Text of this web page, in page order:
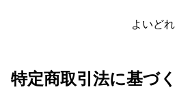
よいどれ
特定商取引法に基づ